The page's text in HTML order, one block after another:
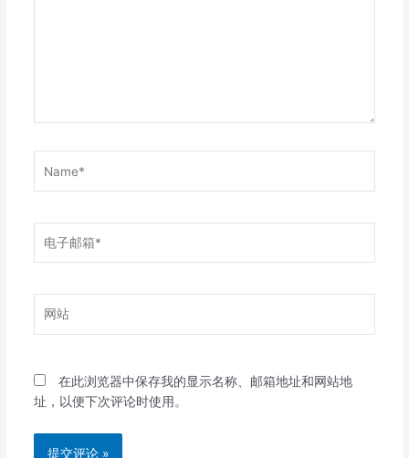
箱
站
在此浏览器中保存我的显示名称、邮箱地址和网站地
址，以便下次评论时使用。